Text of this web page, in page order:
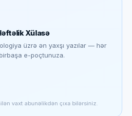
Xülasə
üzrə ən yaxşı yazılar — hər
e-poçtunuza.
vaxt abunəlikdən çıxa bilərsiniz.